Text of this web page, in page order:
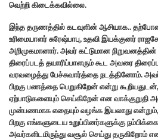
வெற்றி கிடைக்கவில்லை.
இந்த தருணத்தில் கடவுளின் ஆசியாக..
உரிமையாளர் சுரேஷ்பாபு, உதவி இயக்குனர்
அறிமுகமானார். அவர் கட்டுமான நிறுவனத்தின்
திரைப்படத் தயாரிப்பாளரும் கூட அவரை
வரவழைத்து பேச்சுவார்த்தை நடத்தினோம்.
பிறகு பணத்தை பெறுகிறேன் என்று
ஏற்பாடுகளையும் செய்கிறேன் என வாக்குறுதி
முன்பணமாக எதையும் வழங்க இயலாது
பிறகு எங்களுடைய உறுப்பினர்களுக்கு
அவர்களிடமிருந்து வசூல் செய்து தருகிறோம்